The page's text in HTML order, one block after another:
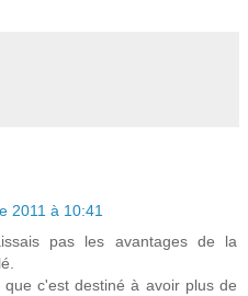
2011 à 10:41
pas les avantages de la
c'est destiné à avoir plus de